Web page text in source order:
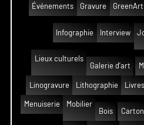
Événements Gravure GreenArt
Infographie Interview
Lieux culturels
Galerie d'art
Linogravure Lithographie Livres
Menuiserie
Mobilier
Bois
Carton